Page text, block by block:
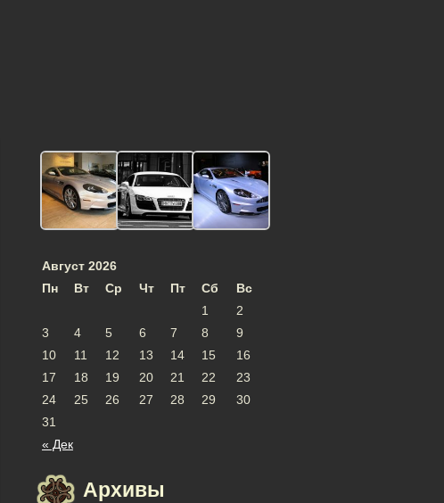
Август 2026
Пн
Вт Ср Чт Пт Сб Вс
« Дек
1
2
3
4 5 6 7 8
9
10
11 12 13 14 15
16
17
18 19 20 21 22
23
24
25 26 27 28 29
30
31
Архивы